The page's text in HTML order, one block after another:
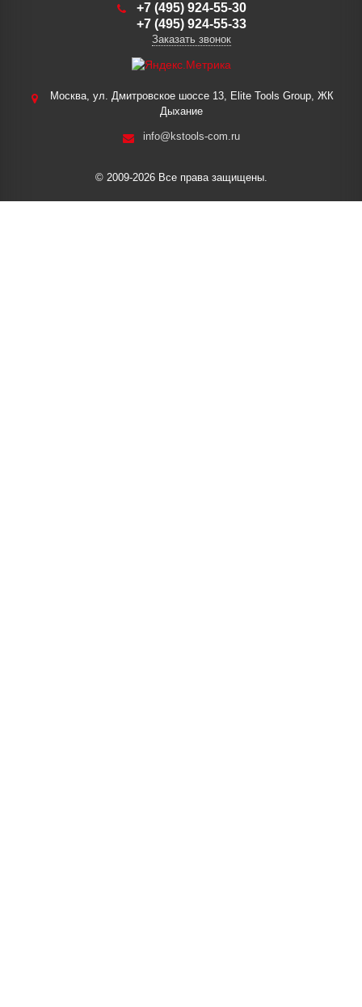
+7 (495) 924-55-30
+7 (495) 924-55-33
Заказать звонок
Москва, ул. Дмитровское шоссе 13, Elite Tools Group, ЖК
Дыхание
info@kstools-com.ru
© 2009-2026 Все права защищены.